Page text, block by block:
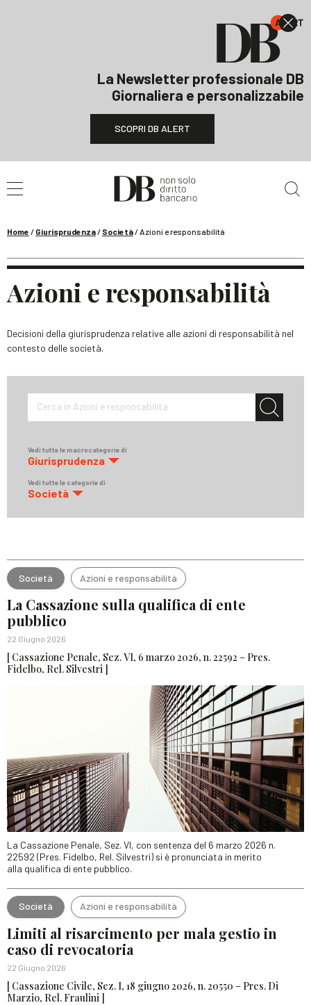
La Newsletter professionale DB
Giornaliera e personalizzabile
SCOPRI DB ALERT
Home / Giurisprudenza/ Società/Azioni e responsabilità
Azioni e responsabilità
Decisioni della giurisprudenza relative alle azioni di responsabilità nel
contesto delle società.
Cerca in Azioni e responsabilità
Vedi tutte le macrocategorie di
Giurisprudenza
Vedi tutte le categorie di
Società
Società Azioni e responsabilità
La Cassazione sulla qualifica di ente
pubblico
22 Giugno 2026
[ Cassazione Penale, Sez. VI, 6 marzo 2026, n. 22592 – Pres.
Fidelbo, Rel. Silvestri ]
La Cassazione Penale, Sez. VI, con sentenza del 6 marzo 2026 n.
22592 (Pres. Fidelbo, Rel. Silvestri) si è pronunciata in merito
alla qualifica di ente pubblico.
Società Azioni e responsabilità
Limiti al risarcimento per mala gestio in
caso di revocatoria
22 Giugno 2026
[ Cassazione Civile, Sez. I, 18 giugno 2026, n. 20550 – Pres. Di
Marzio, Rel. Fraulini ]